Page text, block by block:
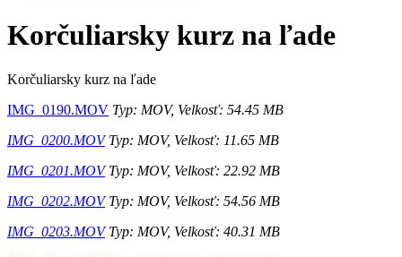
Korčuliarsky kurz na ľade
Korčuliarsky kurz na ľade
IMG_0190.MOV Typ: MOV, Velkosť: 54.45 MB
IMG_0200.MOVTyp: MOV, Velkosť: 11.65 MB
IMG_0201.MOVTyp: MOV, Velkosť: 22.92 MB
IMG_0202.MOVTyp: MOV, Velkosť: 54.56 MB
IMG_0203.MOVTyp: MOV, Velkosť: 40.31 MB